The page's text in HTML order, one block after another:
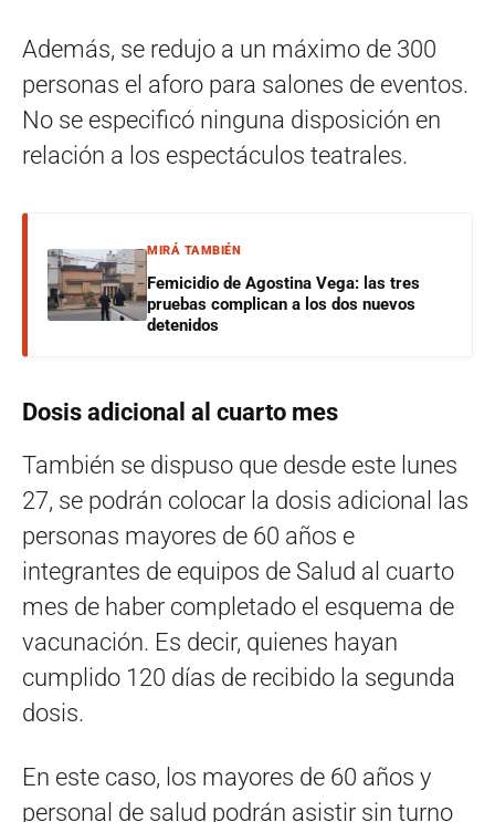
Además, se redujo a un máximo de 300
personas el aforo para salones de eventos.
No se especificó ninguna disposición en
relación a los espectáculos teatrales.
MIRÁ TAMBIÉN
Femicidio de Agostina Vega: las tres
pruebas complican a los dos nuevos
detenidos
Dosis adicional al cuarto mes
También se dispuso que desde este lunes
27, se podrán colocar la dosis adicional las
personas mayores de 60 años e
integrantes de equipos de Salud al cuarto
mes de haber completado el esquema de
vacunación. Es decir, quienes hayan
cumplido 120 días de recibido la segunda
dosis.
En este caso, los mayores de 60 años y
personal de salud podrán asistir sin turno